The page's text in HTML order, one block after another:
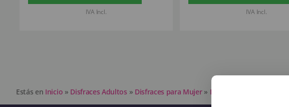
IVA Incl. IVA Incl.
Estás en Inicio » Disfraces Adultos » Disfraces para Mujer » Disfraces Históricos